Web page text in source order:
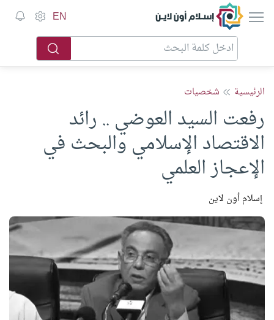
إسلام أون لاين EN
الرئيسية شخصيات
رفعت السيد العوضي .. رائد
الاقتصاد الإسلامي والبحث في
الإعجاز العلمي
إسلام أون لاين